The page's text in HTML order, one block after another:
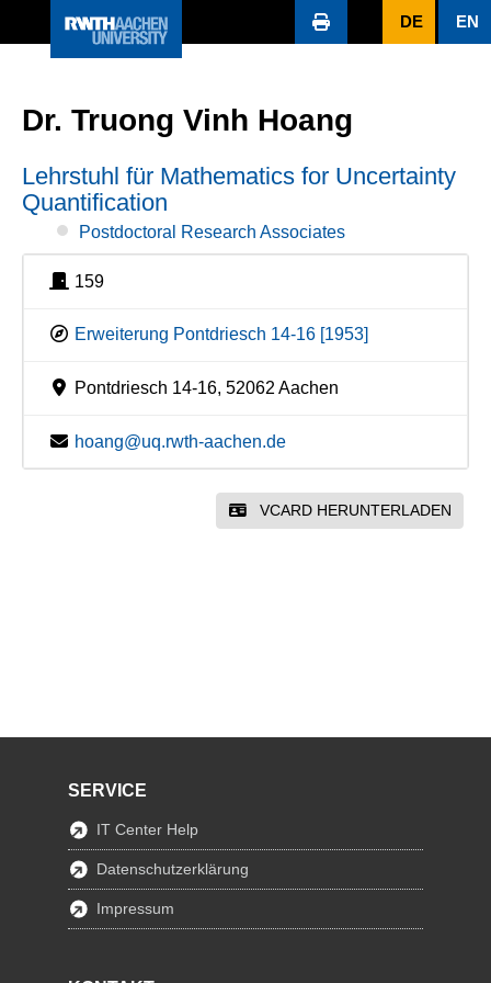
DE EN
Dr. Truong Vinh Hoang
Lehrstuhl für Mathematics for Uncertainty
Quantification
Postdoctoral Research Associates
159
Erweiterung Pontdriesch 14-16 [1953]
Pontdriesch 14-16, 52062 Aachen
hoang@uq.rwth-aachen.de
VCARD HERUNTERLADEN
SERVICE
IT Center Help
Datenschutzerklärung
Impressum